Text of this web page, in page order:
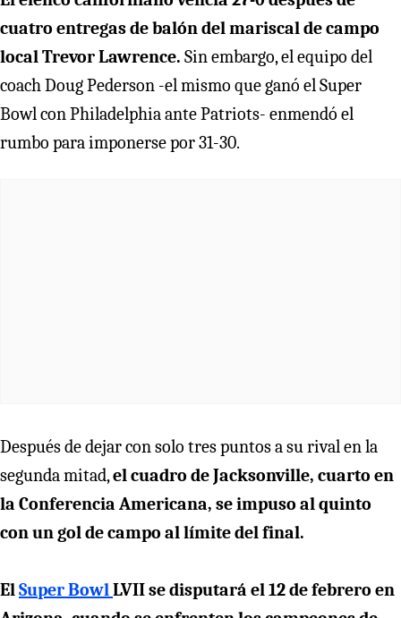
cuatro entregas de balón del mariscal de campo
local Trevor Lawrence. Sin embargo, el equipo del
coach Doug Pederson -el mismo que ganó el Super
Bowl con Philadelphia ante Patriots- enmendó el
rumbo para imponerse por 31-30.
Después de dejar con solo tres puntos a su rival en la
segunda mitad,el cuadro de Jacksonville, cuarto en
la Conferencia Americana, se impuso al quinto
con un gol de campo al límite del final.
ElSuper BowlLVII se disputará el 12 de febrero en